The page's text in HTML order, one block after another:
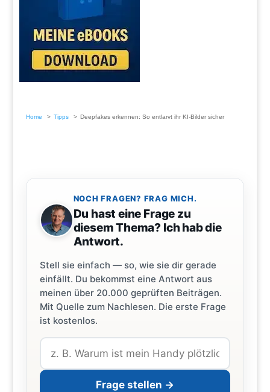
Home Tipps Deepfakes erkennen: So entlarvt ihr KI-Bilder sicher
NOCH FRAGEN? FRAG MICH.
Du hast eine Frage zu
diesem Thema? Ich hab die
Antwort.
Stell sie einfach — so, wie sie dir gerade
einfällt. Du bekommst eine Antwort aus
meinen über 20.000 geprüften Beiträgen.
Mit Quelle zum Nachlesen. Die erste Frage
ist kostenlos.
Frage stellen →